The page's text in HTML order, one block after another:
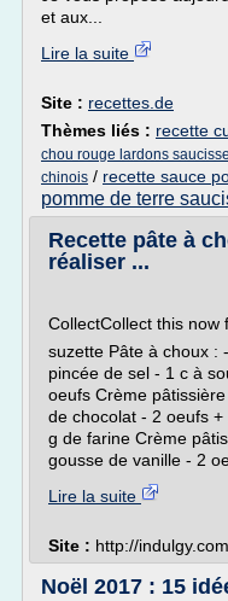
et aux...
Lire la suite
Site : recettes.de
Thèmes liés : recette
chou rouge lardons saucisse
chinois / recette sauce
pomme de terre
Recette pâte à
réaliser ...
CollectCollect this now
suzette Pâte à choux :
pincée de sel - 1 c à
oeufs Crème
de chocolat - 2 oeufs
g de farine Crème
gousse de vanille - 2
Lire la suite
Site : http://indulgy.com
Noël 2017 : 15